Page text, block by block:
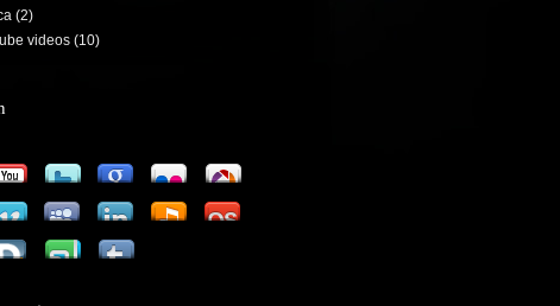
(2)
videos (10)